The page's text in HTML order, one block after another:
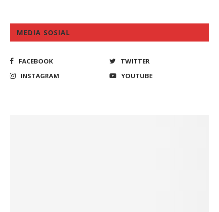
MEDIA SOSIAL
FACEBOOK
TWITTER
INSTAGRAM
YOUTUBE